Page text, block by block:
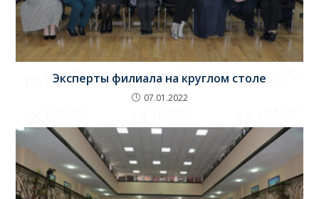
Эксперты филиала на круглом столе
07.01.2022